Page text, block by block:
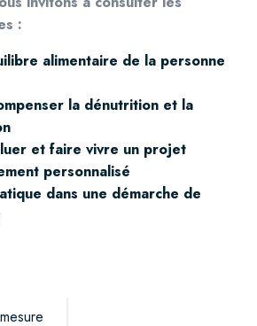
:
alimentaire de la personne
la dénutrition et la
et faire vivre un projet
personnalisé
dans une démarche de